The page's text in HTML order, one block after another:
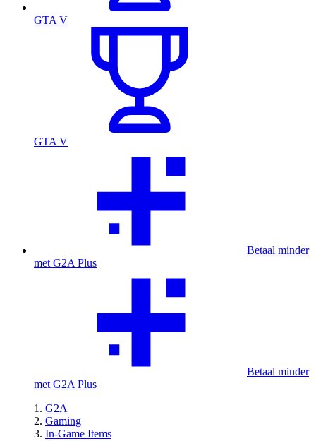
GTA V
GTA V
Betaal minder
met G2A Plus
Betaal minder
met G2A Plus
G2A
Gaming
In-Game Items